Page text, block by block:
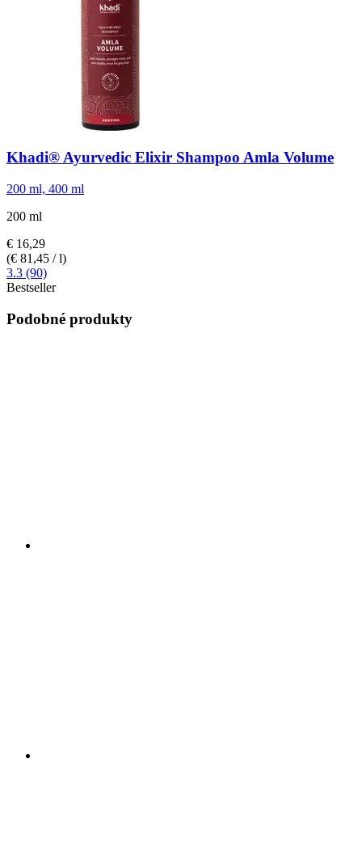
Khadi®Ayurvedic Elixir Shampoo Amla Volume
200 ml, 400 ml
200 ml
€ 16,29
(€ 81,45 / l)
3.3 (90)
Bestseller
Podobné produkty